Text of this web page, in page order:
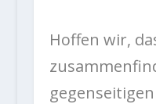
Hoffen wir,